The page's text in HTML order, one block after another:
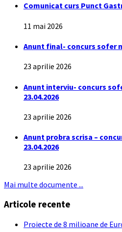
Comunicat curs Punct
11 mai 2026
Anunt final- concurs sofer
23 aprilie 2026
Anunt interviu- concurs
23.04.2026
23 aprilie 2026
Anunt probra scrisa –
23.04.2026
23 aprilie 2026
Mai multe documente ...
Articole recente
Proiecte de 8 milioane de